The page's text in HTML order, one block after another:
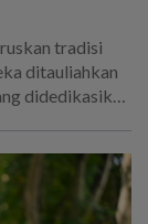
tradisi
ditauliahkan
didedikasikan